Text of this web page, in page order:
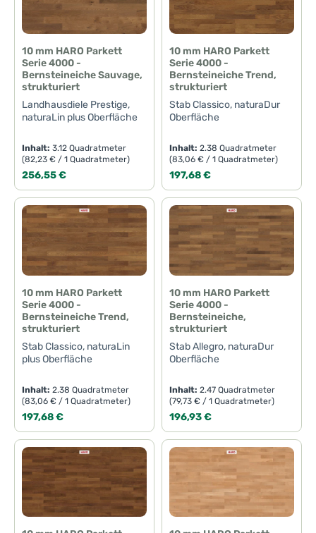
10 mm HARO Parkett
Serie 4000 -
Bernsteineiche Sauvage,
strukturiert
Landhausdiele Prestige,
naturaLin plus Oberfläche
Inhalt:3.12 Quadratmeter
(82,23 € / 1 Quadratmeter)
Regulärer Preis:
256,55 €
10 mm HARO Parkett
Serie 4000 -
Bernsteineiche Trend,
strukturiert
Stab Classico, naturaDur
Oberfläche
Inhalt:2.38 Quadratmeter
(83,06 € / 1 Quadratmeter)
Regulärer Preis:
197,68 €
10 mm HARO Parkett
Serie 4000 -
Bernsteineiche Trend,
strukturiert
Stab Classico, naturaLin
plus Oberfläche
Inhalt:2.38 Quadratmeter
(83,06 € / 1 Quadratmeter)
Regulärer Preis:
197,68 €
10 mm HARO Parkett
Serie 4000 -
Bernsteineiche,
strukturiert
Stab Allegro, naturaDur
Oberfläche
Inhalt:2.47 Quadratmeter
(79,73 € / 1 Quadratmeter)
Regulärer Preis:
196,93 €